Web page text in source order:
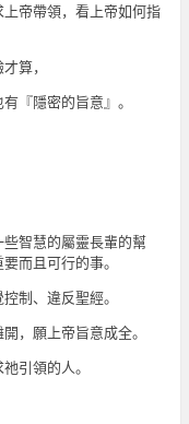
帝帶領，看上帝如何指
算，
『隱密的旨意』。
智慧的屬靈長輩的幫
而且可行的事。
制、違反聖經。
，願上帝旨意成全。
引領的人。